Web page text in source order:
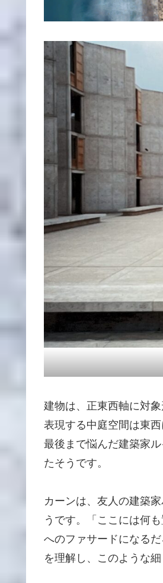
建物は、正東西軸に対
表現する中庭空間は東
最後まで悩んだ建築家
たそうです。
カーンは、友人の建築
うです。「ここには何
へのファサードになる
を理解し、このような